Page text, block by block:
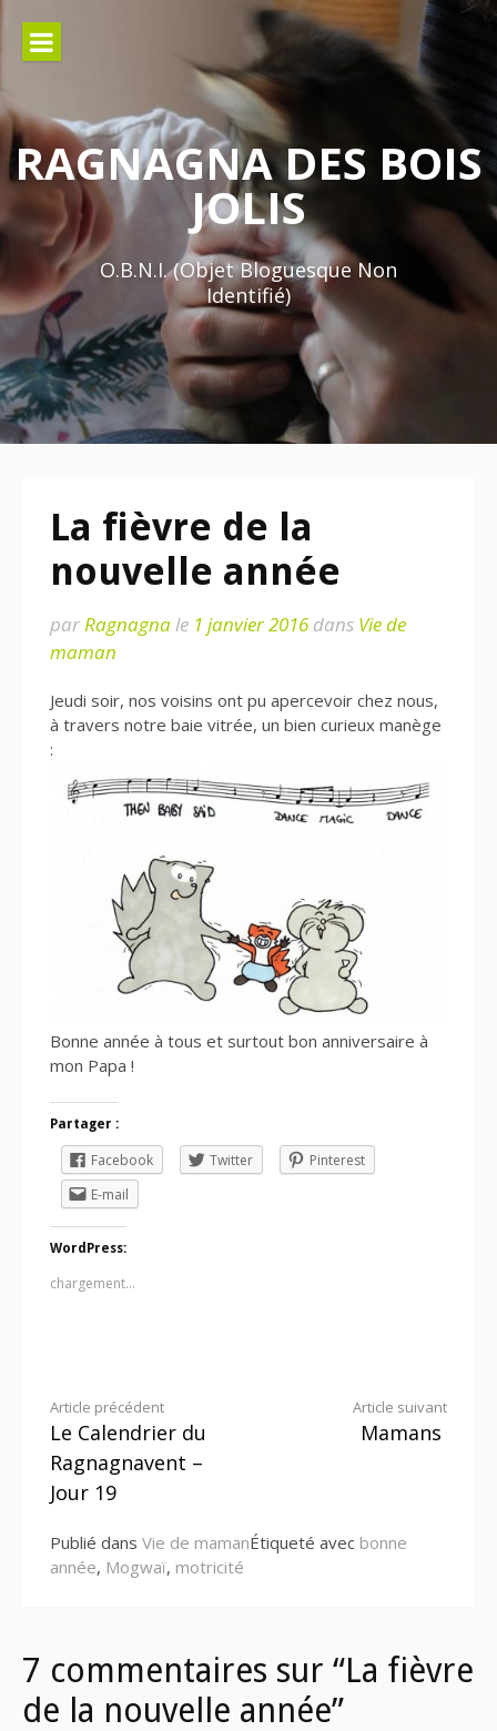
contenu
RAGNAGNA DES BOIS
JOLIS
O.B.N.I. (Objet Bloguesque Non
Identifié)
La fièvre de la
nouvelle année
parRagnagnale 1 janvier 2016dans Vie de
maman
Jeudi soir, nos voisins ont pu apercevoir chez nous,
à travers notre baie vitrée, un bien curieux manège
:
Bonne année à tous et surtout bon anniversaire à
mon Papa !
Partager :
Facebook Twitter
Pinterest
E-mail
WordPress:
chargement…
Lire
la
suite
Article précédent
Le Calendrier du
Ragnagnavent –
Jour 19
Article suivant
Mamans
Publié dans Vie de mamanÉtiqueté avec bonne
année, Mogwaï, motricité
7 commentaires sur “La fièvre
de la nouvelle année”